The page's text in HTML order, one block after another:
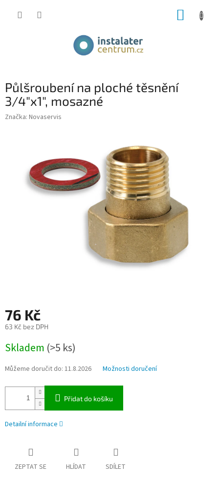
Půlšroubení na ploché těsnění
3/4"x1", mosazné
Značka: Novaservis
76 Kč
63 Kč bez DPH
cena:
Skladem (>5 ks)
Můžeme doručit do: 11.8.2026 Možnosti doručení
Přidat do košíku
Detailní informace
ZEPTAT SE HLÍDAT SDÍLET